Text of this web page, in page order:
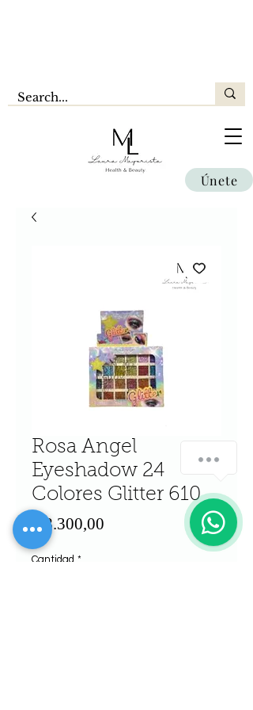
Únete
Rosa Angel
Eyeshadow 24
Colores Glitter 610
$ 8.300,00
Cantidad *